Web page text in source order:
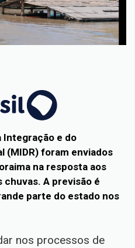
Integração e do
(MIDR) foram enviados
na resposta aos
A previsão é
parte do estado nos
nos processos de